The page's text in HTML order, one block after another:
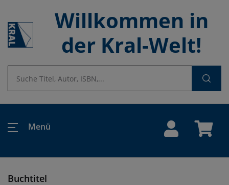
Willkommen in
der Kral-Welt!
Menü
Buchtitel